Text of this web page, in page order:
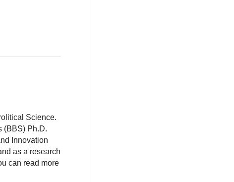
Science.
(BBS) Ph.D.
Innovation
as a research
can read more